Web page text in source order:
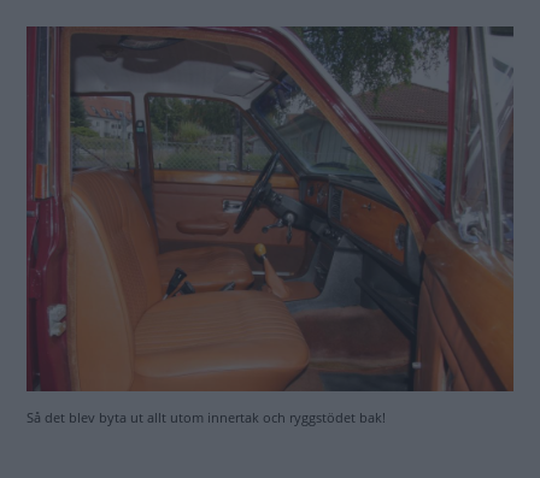
Så det blev byta ut allt utom innertak och ryggstödet bak!